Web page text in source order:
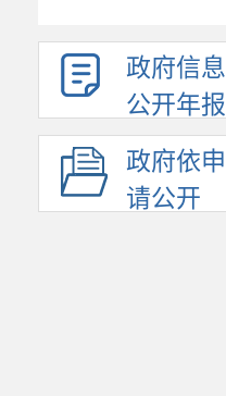
政府信息
公开年报
政府依申
请公开